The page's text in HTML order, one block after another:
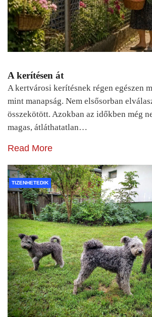
A kerítésen át
A kertvárosi kerítésnek régen egészen
mint manapság. Nem elsősorban
összekötött. Azokban az időkben még
magas, átláthatatlan…
Read More
TIZENHETEDIK